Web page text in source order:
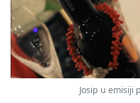
Josip u emisiji